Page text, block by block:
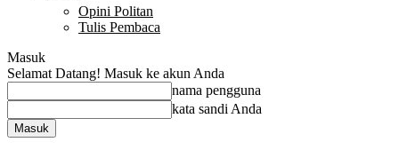
Opini Politan
Tulis Pembaca
Masuk
Selamat Datang! Masuk ke akun Anda
nama pengguna
kata sandi Anda